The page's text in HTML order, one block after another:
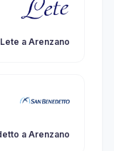
a Arenzano
a Arenzano